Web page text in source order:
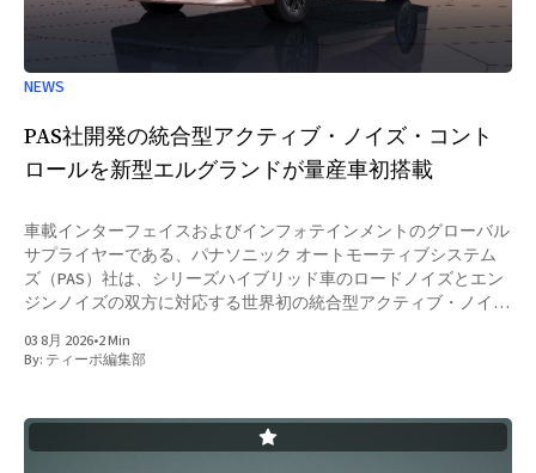
NEWS
PAS社開発の統合型アクティブ・ノイズ・コント
ロールを新型エルグランドが量産車初搭載
車載インターフェイスおよびインフォテインメントのグローバル
サプライヤーである、パナソニック オートモーティブシステム
ズ（PAS）社は、シリーズハイブリッド車のロードノイズとエン
ジンノイズの双方に対応する世界初の統合型アクティブ・ノイ
ズ・コントロール（ANC）を開発。新型日産エルグランドのXグ
レードとGグレードの標準オーディオ仕様に量産車として初採用
振動に起因するエンジンノイズをリアルタイムで低減するもの。
従来はロードノイズとエンジンノイズは、それぞれの周波数特性
03 8月 2026•2 Min
By: ティーポ編集部